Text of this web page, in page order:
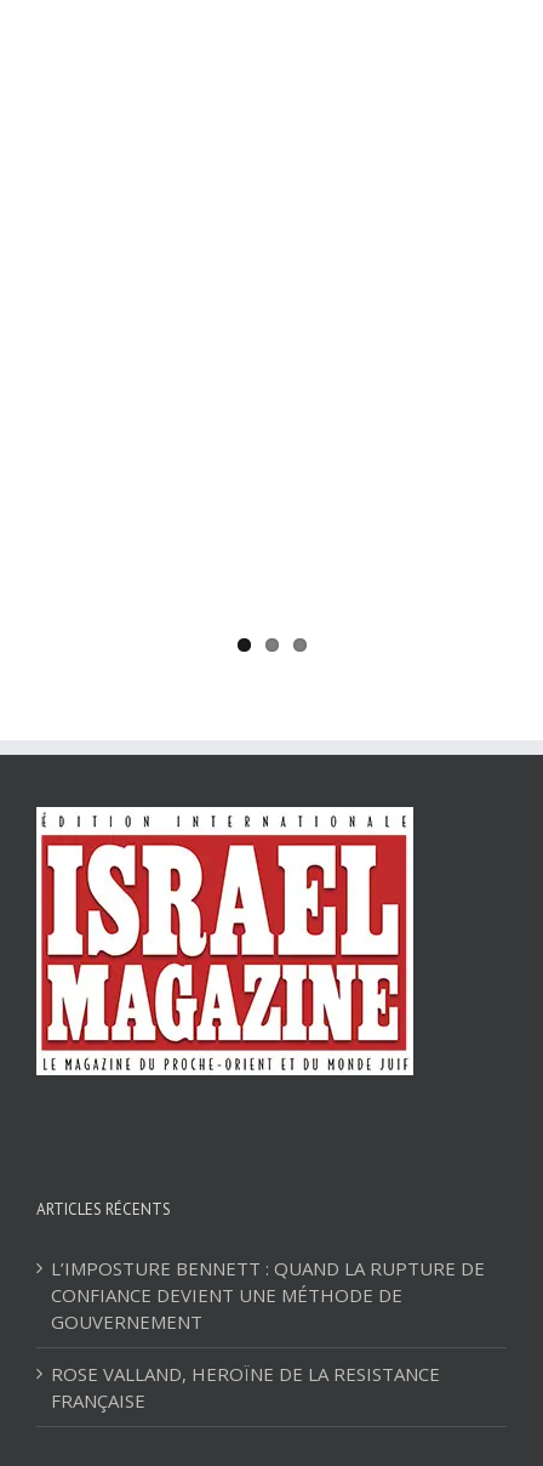
ARTICLES RÉCENTS
L’IMPOSTURE BENNETT : QUAND LA RUPTURE DE
CONFIANCE DEVIENT UNE MÉTHODE DE
GOUVERNEMENT
ROSE VALLAND, HEROÏNE DE LA RESISTANCE
FRANÇAISE